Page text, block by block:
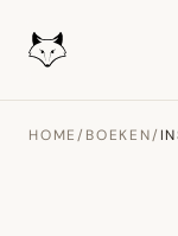
HOME/ BOEKEN/